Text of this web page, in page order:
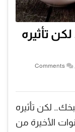
تأثيره
,
Comments
لكن تأثيره
الأخيرة من